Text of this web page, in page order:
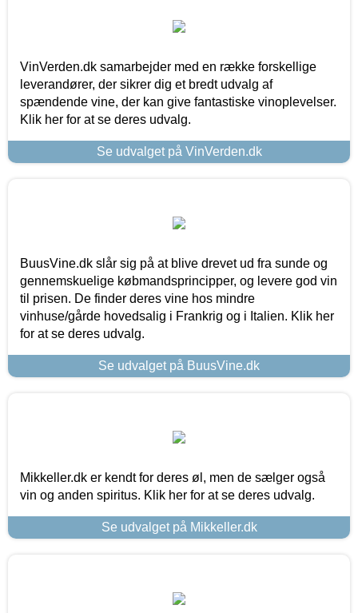
VinVerden.dk samarbejder med en række forskellige
leverandører, der sikrer dig et bredt udvalg af
spændende vine, der kan give fantastiske vinoplevelser.
Klik her for at se deres udvalg.
Se udvalget på VinVerden.dk
BuusVine.dk slår sig på at blive drevet ud fra sunde og
gennemskuelige købmandsprincipper, og levere god vin
til prisen. De finder deres vine hos mindre
vinhuse/gårde hovedsalig i Frankrig og i Italien. Klik her
for at se deres udvalg.
Se udvalget på BuusVine.dk
Mikkeller.dk er kendt for deres øl, men de sælger også
vin og anden spiritus. Klik her for at se deres udvalg.
Se udvalget på Mikkeller.dk